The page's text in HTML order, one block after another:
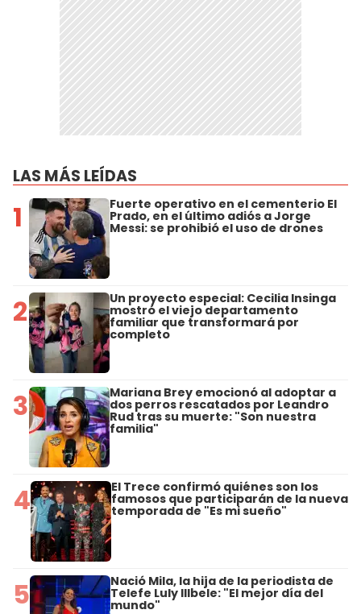
LAS MÁS LEÍDAS
1 Fuerte operativo en el cementerio El
Prado, en el último adiós a Jorge
Messi: se prohibió el uso de drones
2 Un proyecto especial: Cecilia Insinga
mostró el viejo departamento
familiar que transformará por
completo
3 Mariana Brey emocionó al adoptar a
dos perros rescatados por Leandro
Rud tras su muerte: "Son nuestra
familia"
4 El Trece confirmó quiénes son los
famosos que participarán de la nueva
temporada de "Es mi sueño"
5 Nació Mila, la hija de la periodista de
Telefe Luly Illbele: "El mejor día del
mundo"